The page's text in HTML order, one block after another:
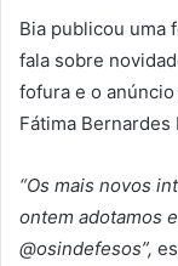
Bia publicou uma
fala sobre
fofura e o
Fátima Bernardes
“Os mais novos
ontem adotamos
@osindefesos”,